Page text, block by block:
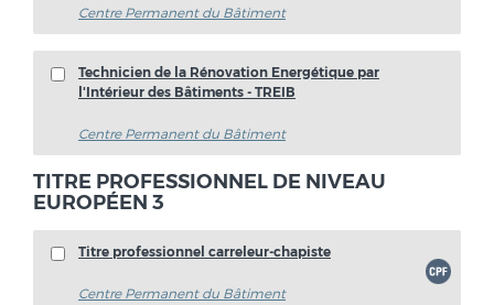
Centre Permanent du Bâtiment
Technicien de la Rénovation Energétique par
l'Intérieur des Bâtiments - TREIB
Centre Permanent du Bâtiment
TITRE PROFESSIONNEL DE NIVEAU
EUROPÉEN 3
Titre professionnel carreleur-chapiste
Centre Permanent du Bâtiment